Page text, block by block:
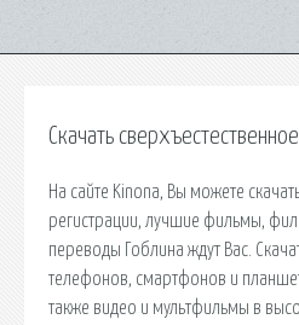
Скачать
На сайте Kinona, Вы можете
регистрации, лучшие фильмы,
переводы Гоблина ждут Вас.
телефонов, смартфонов и
также видео и мультфильмы в